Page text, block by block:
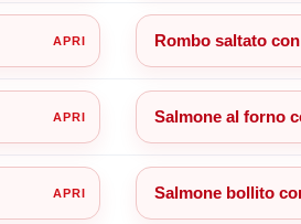
Rombo saltato
Salmone al forno
Salmone bollito